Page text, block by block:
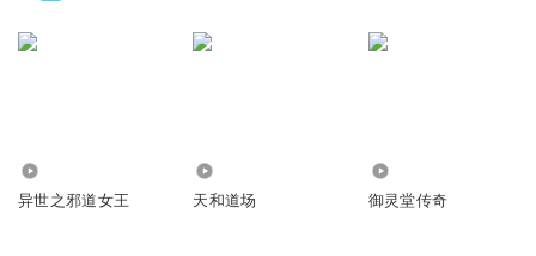
异世之邪道女王 天和道场 御灵堂传奇